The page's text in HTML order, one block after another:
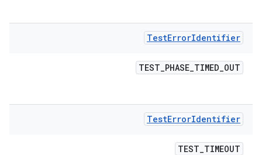
TestErrorIdentifier
TEST_PHASE_TIMED_OUT
TestErrorIdentifier
TEST_TIMEOUT